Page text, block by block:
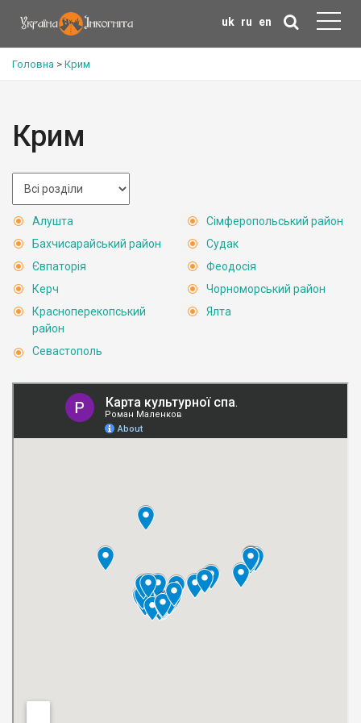
uk ru en
Головна > Крим
Крим
Алушта
Бахчисарайський район
Євпаторія
Керч
Красноперекопський
район
Севастополь
Сімферопольський район
Судак
Феодосія
Чорноморський район
Ялта